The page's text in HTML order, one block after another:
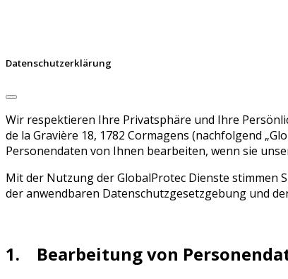
Datenschutzerklärung
Wir respektieren Ihre Privatsphäre und Ihre
de la Gravière 18, 1782 Cormagens (nachfolgend
Personendaten von Ihnen bearbeiten, wenn sie
Mit der Nutzung der GlobalProtec Dienste
der anwendbaren Datenschutzgesetzgebung und
1. Bearbeitung von